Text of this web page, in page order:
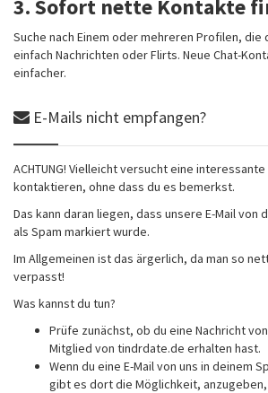
3. Sofort nette Kontakte
Suche nach Einem oder mehreren Profilen, die
einfach Nachrichten oder Flirts. Neue Chat-
einfacher.
E-Mails nicht empfangen?
ACHTUNG! Vielleicht versucht eine
kontaktieren, ohne dass du es bemerkst.
Das kann daran liegen, dass unsere E-Mail von
als Spam markiert wurde.
Im Allgemeinen ist das ärgerlich, da man so
verpasst!
Was kannst du tun?
Prüfe zunächst, ob du eine Nachricht
Mitglied von tindrdate.de erhalten hast.
Wenn du eine E-Mail von uns in deinem
gibt es dort die Möglichkeit, anzugeben,